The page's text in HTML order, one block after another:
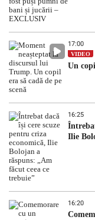
17:00
VIDEO
Un
16:25
Ilie
16:20